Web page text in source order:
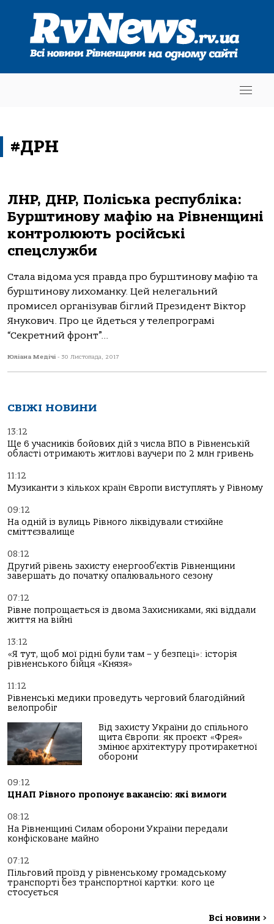
#ДРН
ЛНР, ДНР, Поліська республіка:
Бурштинову мафію на Рівненщині
контролюють російські
спецслужби
Стала відома уся правда про бурштинову мафію та
бурштинову лихоманку. Цей нелегальний
промисел організував біглий Президент Віктор
Янукович. Про це йдеться у телепрограмі
“Секретний фронт”...
Юліана Медічі - 30 Листопада, 2017
СВІЖІ НОВИНИ
13:12
Ще 6 учасників бойових дій з числа ВПО в Рівненській
області отримають житлові ваучери по 2 млн гривень
11:12
Музиканти з кількох країн Європи виступлять у Рівному
09:12
На одній із вулиць Рівного ліквідували стихійне
сміттєзвалище
08:12
Другий рівень захисту енергооб’єктів Рівненщини
завершать до початку опалювального сезону
07:12
Рівне попрощається із двома Захисниками, які віддали
життя на війні
13:12
«Я тут, щоб мої рідні були там – у безпеці»: історія
рівненського бійця «Князя»
11:12
Рівненські медики проведуть черговий благодійний
велопробіг
Від захисту України до спільного
щита Європи: як проєкт «Фрея»
змінює архітектуру протиракетної
оборони
09:12
ЦНАП Рівного пропонує вакансію: які вимоги
08:12
На Рівненщині Силам оборони України передали
конфісковане майно
07:12
Пільговий проїзд у рівненському громадському
транспорті без транспортної картки: кого це
стосується
Всі новини >